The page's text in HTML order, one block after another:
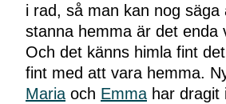
i rad, så man kan nog
stanna hemma är det enda
Och det känns himla fint
fint med att vara hemma.
Maria och Emma har dragit